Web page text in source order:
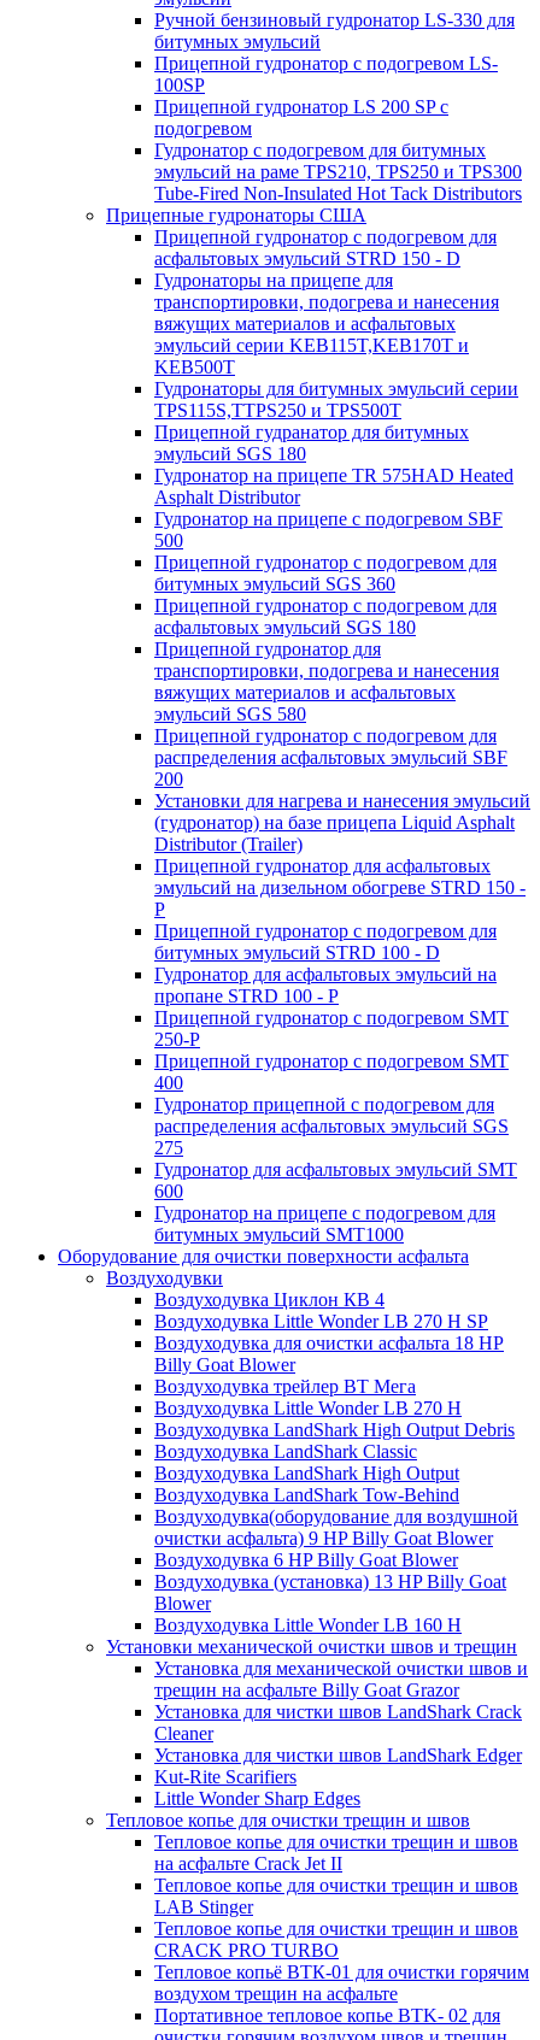
Ручной бензиновый гудронатор LS-330 для
битумных эмульсий
Прицепной гудронатор с подогревом LS-
100SP
Прицепной гудронатор LS 200 SP с
подогревом
Гудронатор с подогревом для битумных
эмульсий на раме TPS210, TPS250 и TPS300
Tube-Fired Non-Insulated Hot Tack Distributors
Прицепные гудронаторы США
Прицепной гудронатор с подогревом для
асфальтовых эмульсий STRD 150 - D
Гудронаторы на прицепе для
транспортировки, подогрева и нанесения
вяжущих материалов и асфальтовых
эмульсий серии KEB115T,KEB170T и
KEB500T
Гудронаторы для битумных эмульсий серии
TPS115S,TTPS250 и TPS500T
Прицепной гудранатор для битумных
эмульсий SGS 180
Гудронатор на прицепе TR 575HAD Heated
Asphalt Distributor
Гудронатор на прицепе с подогревом SBF
500
Прицепной гудронатор с подогревом для
битумных эмульсий SGS 360
Прицепной гудронатор с подогревом для
асфальтовых эмульсий SGS 180
Прицепной гудронатор для
транспортировки, подогрева и нанесения
вяжущих материалов и асфальтовых
эмульсий SGS 580
Прицепной гудронатор с подогревом для
распределения асфальтовых эмульсий SBF
200
Установки для нагрева и нанесения эмульсий
(гудронатор) на базе прицепа Liquid Asphalt
Distributor (Trailer)
Прицепной гудронатор для асфальтовых
эмульсий на дизельном обогреве STRD 150 -
Р
Прицепной гудронатор с подогревом для
битумных эмульсий STRD 100 - D
Гудронатор для асфальтовых эмульсий на
пропане STRD 100 - P
Прицепной гудронатор с подогревом SMT
250-P
Прицепной гудронатор с подогревом SMT
400
Гудронатор прицепной с подогревом для
распределения асфальтовых эмульсий SGS
275
Гудронатор для асфальтовых эмульсий SMT
600
Гудронатор на прицепе с подогревом для
битумных эмульсий SMT1000
Оборудование для очистки поверхности асфальта
Воздуходувки
Воздуходувка Циклон КВ 4
Воздуходувка Little Wonder LB 270 H SP
Воздуходувка для очистки асфальта 18 HP
Billy Goat Blower
Воздуходувка трейлер ВТ Мега
Воздуходувка Little Wonder LB 270 H
Воздуходувка LandShark High Оutput Debris
Воздуходувка LandShark Classic
Воздуходувка LandShark High Output
Воздуходувка LandShark Tow-Behind
Воздуходувка(оборудование для воздушной
очистки асфальта) 9 HP Billy Goat Blower
Воздуходувка 6 HP Billy Goat Blower
Воздуходувка (установка) 13 HP Billy Goat
Blower
Воздуходувка Little Wonder LB 160 H
Установки механической очистки швов и трещин
Установка для механической очистки швов и
трещин на асфальте Billy Goat Grazor
Установка для чистки швов LandShark Crack
Cleaner
Установка для чистки швов LandShark Edger
Kut-Rite Scarifiers
Little Wonder Sharp Edges
Тепловое копье для очистки трещин и швов
Тепловое копье для очистки трещин и швов
на асфальте Crack Jet II
Тепловое копье для очистки трещин и швов
LAB Stinger
Тепловое копье для очистки трещин и швов
CRACK PRO TURBO
Тепловое копьё ВТК-01 для очистки горячим
воздухом трещин на асфальте
Портативное тепловое копье BTK- 02 для